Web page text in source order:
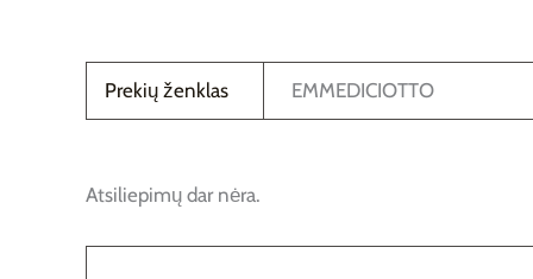
Prekių ženklas EMMEDICIOTTO
Atsiliepimų dar nėra.